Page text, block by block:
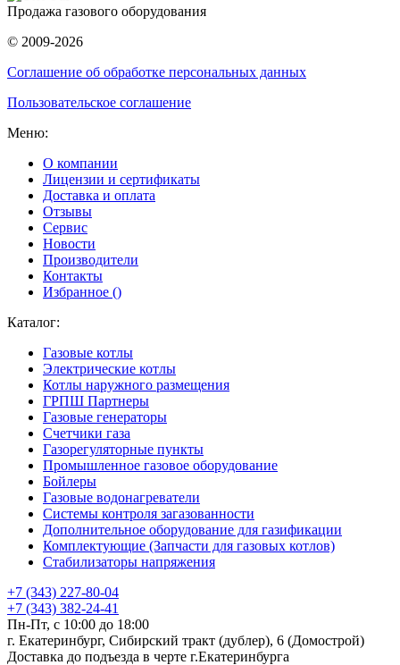
Продажа газового оборудования
© 2009-2026
Соглашение об обработке персональных данных
Пользовательское соглашение
Меню:
О компании
Лицензии и сертификаты
Доставка и оплата
Отзывы
Сервис
Новости
Производители
Контакты
Избранное ()
Каталог:
Газовые котлы
Электрические котлы
Котлы наружного размещения
ГРПШ Партнеры
Газовые генераторы
Счетчики газа
Газорегуляторные пункты
Промышленное газовое оборудование
Бойлеры
Газовые водонагреватели
Системы контроля загазованности
Дополнительное оборудование для газификации
Комплектующие (Запчасти для газовых котлов)
Стабилизаторы напряжения
+7 (343) 227-80-04
+7 (343) 382-24-41
Пн-Пт, с 10:00 до 18:00
г. Екатеринбург, Сибирский тракт (дублер), 6 (Домострой)
Доставка до подъезда в черте г.Екатеринбурга